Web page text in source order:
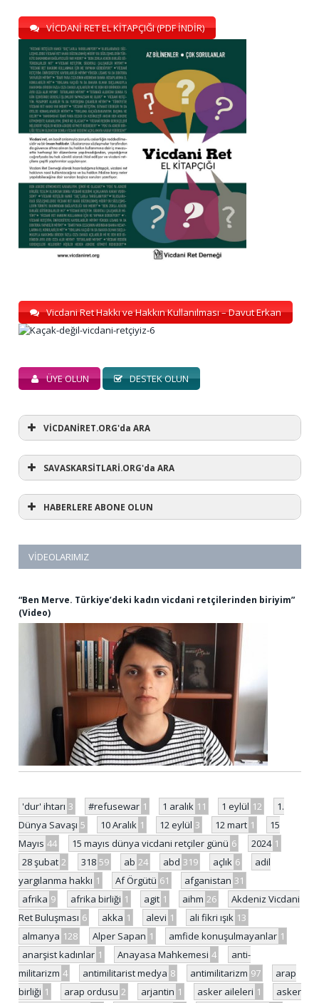
VİCDANİ RET EL KİTAPÇIĞI (PDF İNDİR)
Vicdani Ret Hakkı ve Hakkın Kullanılması – Davut Erkan
ÜYE OLUN DESTEK OLUN
VİCDANİRET.ORG'da ARA
SAVASKARSİTLARİ.ORG'da ARA
HABERLERE ABONE OLUN
VIDEOLARIMIZ
“Ben Merve. Türkiye’deki kadın vicdani retçilerinden biriyim”
(Video)
'dur' ihtarı 3 #refusewar 1 1 aralık 11 1 eylül 12
1.
Dünya Savaşı 5 10 Aralık 1 12 eylül 3 12 mart 1
15
Mayıs 44 15 mayıs dünya vicdani retçiler günü 6 2024 1
28 şubat 2 318 59 ab 24 abd 319 açlık 6
adil
yargılanma hakkı 1 Af Örgütü 61 afganistan 31
afrika 9 afrika birliği 1 agit 1 aihm 26
Akdeniz Vicdani
Ret Buluşması 6 akka 1 alevi 1 ali fikri ışık 13
almanya 128 Alper Sapan 1 amfide konuşulmayanlar 1
anarşist kadınlar 1 Anayasa Mahkemesi 4
anti-
militarizm 4 antimilitarist medya 8 antimilitarizm 97
arap
birliği 1 arap ordusu 2 arjantin 1 asker aileleri 1
asker